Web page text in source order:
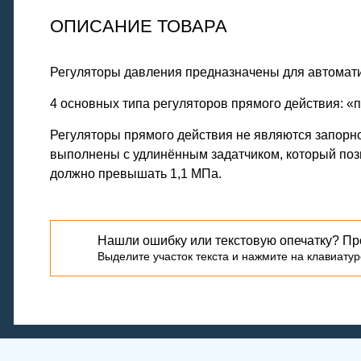
ОПИСАНИЕ ТОВАРА
Регуляторы давления предназначены для
4 основных типа регуляторов прямого действия:
Регуляторы прямого действия не являются
выполнены с удлинённым задатчиком, который
должно превышать 1,1 МПа.
Нашли ошибку или текстовую опечатку?
Выделите участок текста и нажмите на